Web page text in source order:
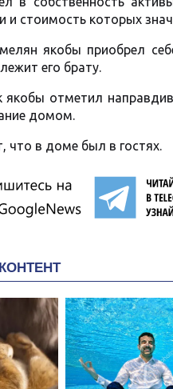
и стоимость которых
якобы приобрел
его брату.
якобы отметил
домом.
что в доме был в гостях.